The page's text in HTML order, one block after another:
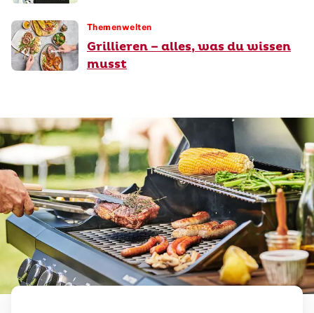
Themenwelten
Grillieren – alles, was du wissen
musst